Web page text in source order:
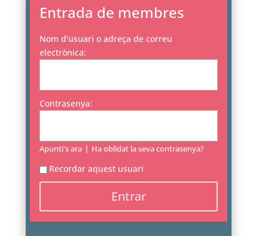
Entrada de membres
Nom d'usuari o adreça de correu
electrònica:
Contrasenya:
Apunti's ara | Ha oblidat la seva contrasenya?
Recordar aquest usuari